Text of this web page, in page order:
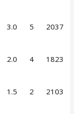
3.0 5 2037
2.0 4 1823
1.5 2 2103